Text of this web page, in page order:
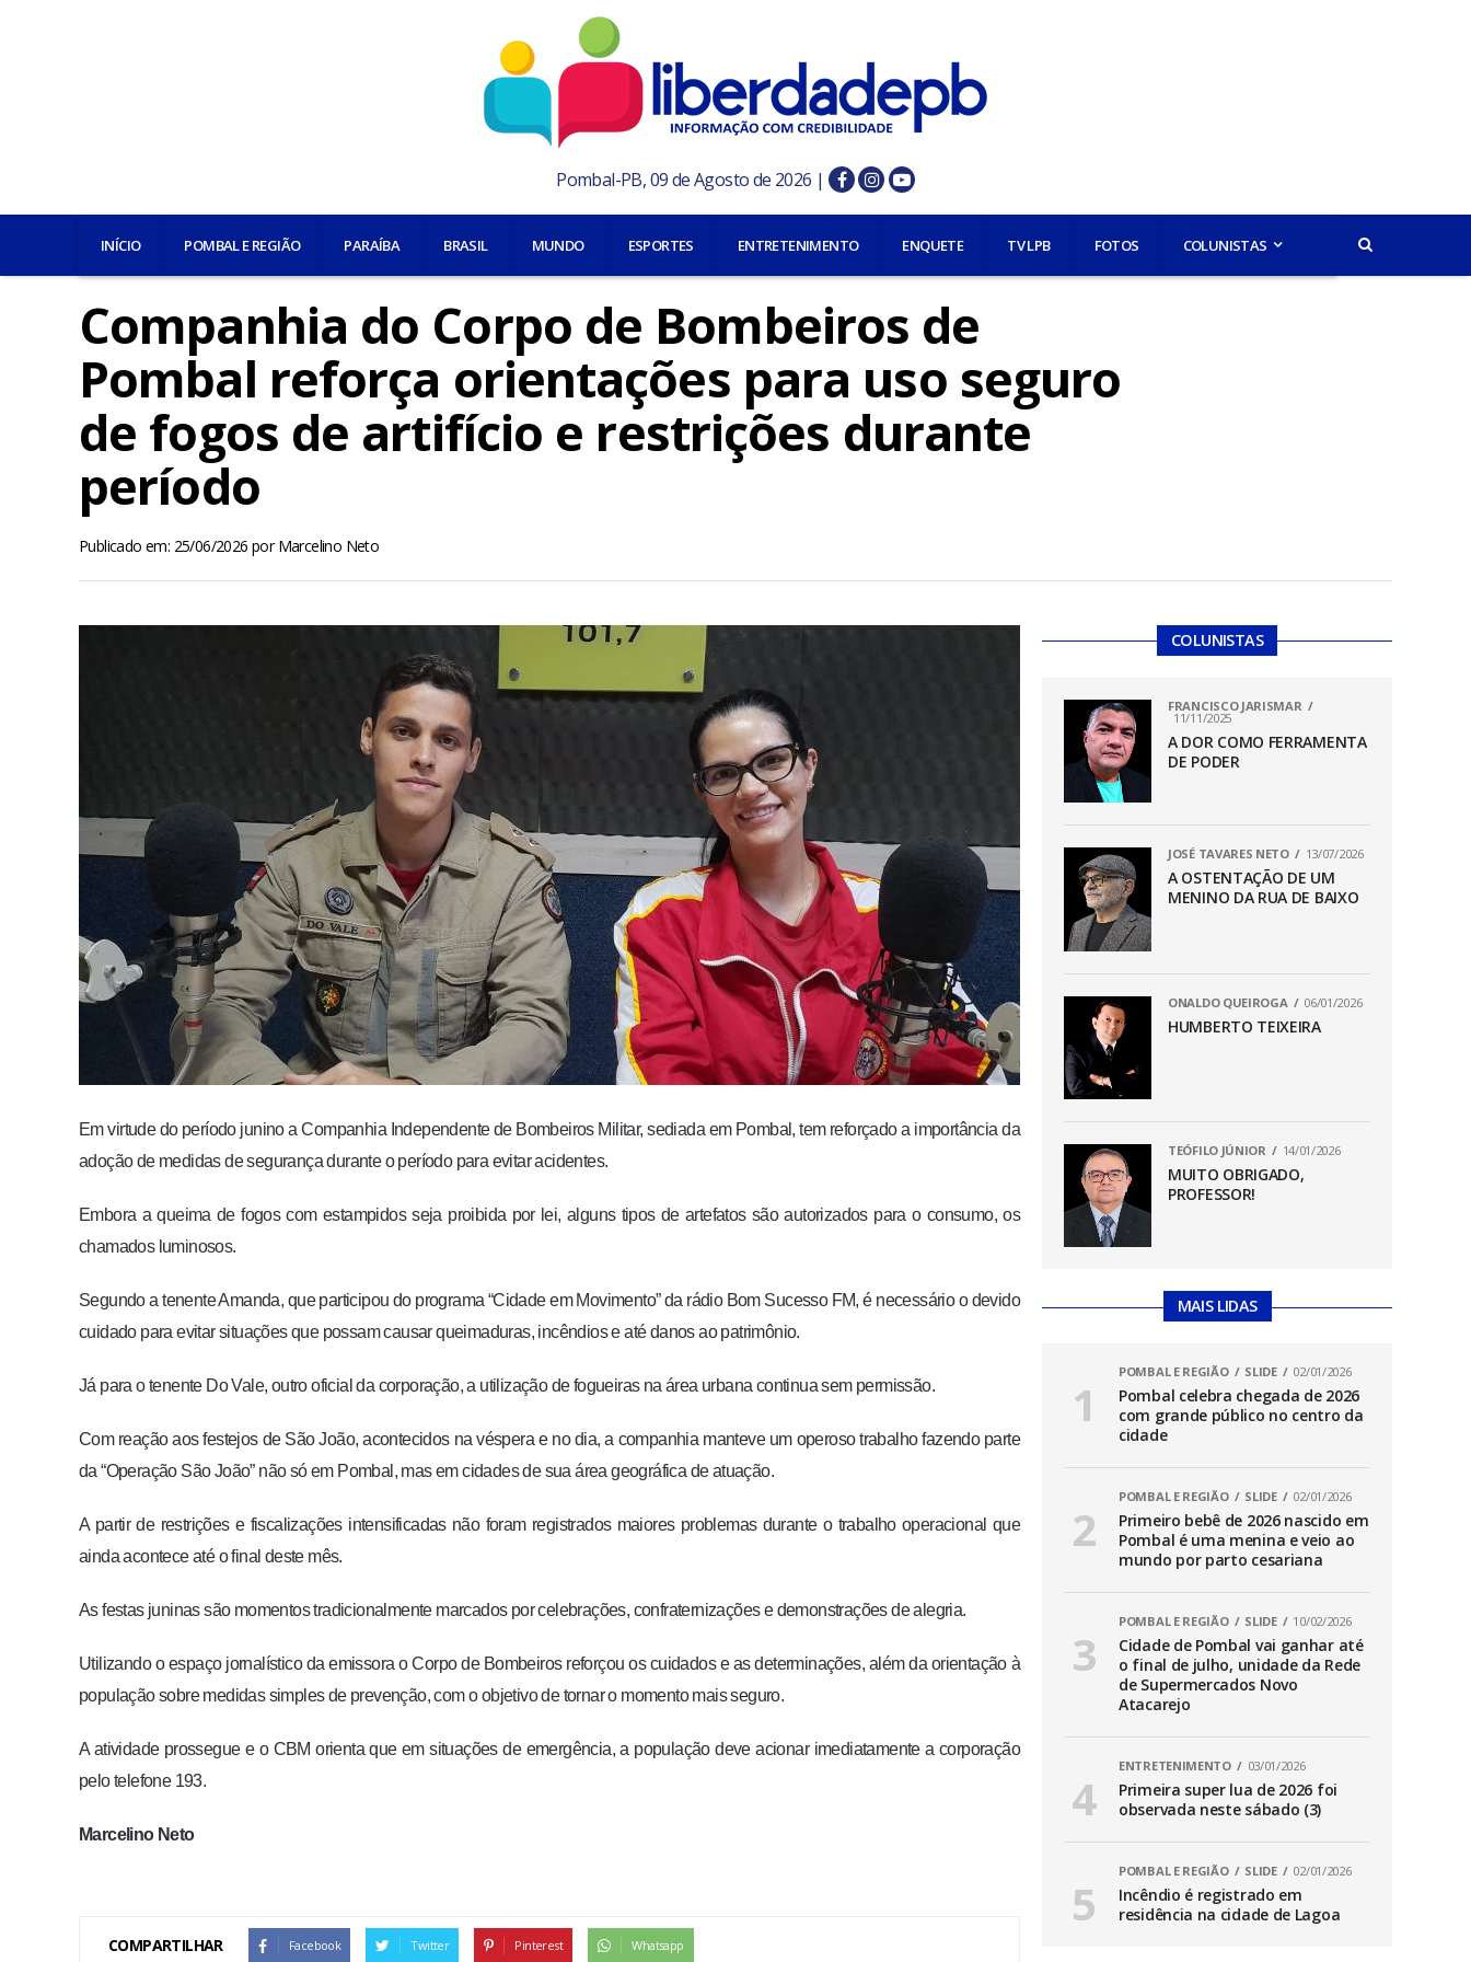
Pombal-PB, 09 de Agosto de 2026 |
INÍCIO POMBAL E REGIÃO PARAÍBA BRASIL MUNDO ESPORTES ENTRETENIMENTO ENQUETE TV LPB FOTOS COLUNISTAS
Companhia do Corpo de Bombeiros de
Pombal reforça orientações para uso seguro
de fogos de artifício e restrições durante
período
Publicado em: 25/06/2026 porMarcelino Neto
Em virtude do período junino a Companhia Independente de Bombeiros Militar, sediada em Pombal, tem reforçado a importância da
adoção de medidas de segurança durante o período para evitar acidentes.
Embora a queima de fogos com estampidos seja proibida por lei, alguns tipos de artefatos são autorizados para o consumo, os
chamados luminosos.
Segundo a tenente Amanda, que participou do programa “Cidade em Movimento” da rádio Bom Sucesso FM, é necessário o devido
cuidado para evitar situações que possam causar queimaduras, incêndios e até danos ao patrimônio.
Já para o tenente Do Vale, outro oficial da corporação, a utilização de fogueiras na área urbana continua sem permissão.
Com reação aos festejos de São João, acontecidos na véspera e no dia, a companhia manteve um operoso trabalho fazendo parte
da “Operação São João” não só em Pombal, mas em cidades de sua área geográfica de atuação.
A partir de restrições e fiscalizações intensificadas não foram registrados maiores problemas durante o trabalho operacional que
ainda acontece até o final deste mês.
As festas juninas são momentos tradicionalmente marcados por celebrações, confraternizações e demonstrações de alegria.
Utilizando o espaço jornalístico da emissora o Corpo de Bombeiros reforçou os cuidados e as determinações, além da orientação à
população sobre medidas simples de prevenção, com o objetivo de tornar o momento mais seguro.
A atividade prossegue e o CBM orienta que em situações de emergência, a população deve acionar imediatamente a corporação
pelo telefone 193.
Marcelino Neto
COMPARTILHAR Facebook Twitter Pinterest Whatsapp
COLUNISTAS
FRANCISCO JARISMAR
11/11/2025
A DOR COMO FERRAMENTA
DE PODER
JOSÉ TAVARES NETO 13/07/2026
A OSTENTAÇÃO DE UM
MENINO DA RUA DE BAIXO
ONALDO QUEIROGA 06/01/2026
HUMBERTO TEIXEIRA
TEÓFILO JÚNIOR 14/01/2026
MUITO OBRIGADO,
PROFESSOR!
MAIS LIDAS
POMBAL E REGIÃO SLIDE 02/01/2026
Pombal celebra chegada de 2026
com grande público no centro da
cidade
POMBAL E REGIÃO SLIDE 02/01/2026
Primeiro bebê de 2026 nascido em
Pombal é uma menina e veio ao
mundo por parto cesariana
POMBAL E REGIÃO SLIDE 10/02/2026
Cidade de Pombal vai ganhar até
o final de julho, unidade da Rede
de Supermercados Novo
Atacarejo
ENTRETENIMENTO 03/01/2026
Primeira super lua de 2026 foi
observada neste sábado (3)
POMBAL E REGIÃO SLIDE 02/01/2026
Incêndio é registrado em
residência na cidade de Lagoa